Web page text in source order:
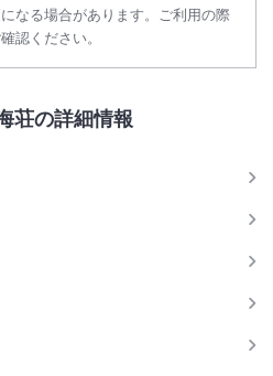
なる場合があります。ご利用の際
認ください。
荘の詳細情報